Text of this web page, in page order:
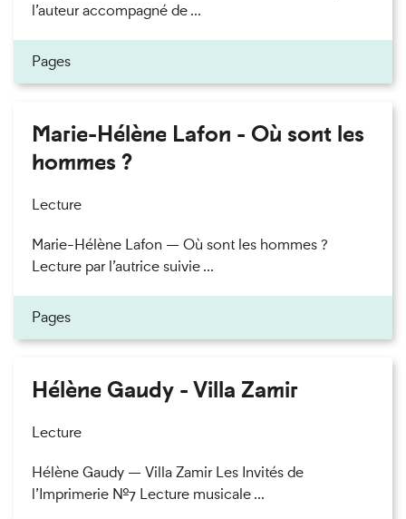
l’auteur accompagné de ...
Pages
Marie-Hélène Lafon - Où sont les
hommes ?
Lecture
Marie-Hélène Lafon — Où sont les hommes ?
Lecture par l’autrice suivie ...
Pages
Hélène Gaudy - Villa Zamir
Lecture
Hélène Gaudy — Villa Zamir Les Invités de
l’Imprimerie n°7 Lecture musicale ...